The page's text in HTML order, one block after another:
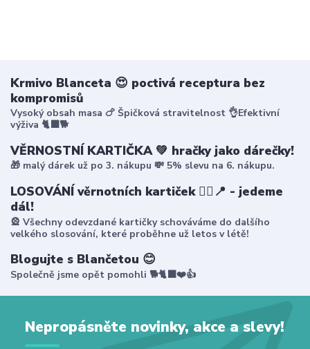
Krmivo Blanceta 😍 poctivá receptura bez
kompromisů
Vysoký obsah masa 🍗 Špičková stravitelnost 👌Efektivní
výživa 🐈‍⬛🐕
VĚRNOSTNÍ KARTIČKA 💚 hračky jako dárečky!
🎁 malý dárek už po 3. nákupu 💸 5% slevu na 6. nákupu.
LOSOVÁNÍ věrnotních kartiček 🤸‍♀️📍 - jedeme
dál!
🎡 Všechny odevzdané kartičky schováváme do dalšího
velkého slosování, které proběhne už letos v létě!
Blogujte s Blančetou 😊
Společně jsme opět pomohli 🐕🐈‍⬛❤️👍
Nepropásněte novinky, akce a slevy!